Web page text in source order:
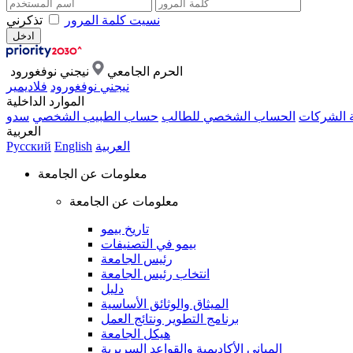
نسيت كلمة المرور تذكرني
الحرم الجامعي
نيجني نوفغورود
نيجني نوفغورود فلاديمير
الموارد الداخلية
الشركات الحساب الشخصي للطالب حساب الطبيب الشخصي سدو
العربية
Русский English العربية
معلومات عن الجامعة
معلومات عن الجامعة
تاريخ بيمو
بيمو في التصنيفات
رئيس الجامعة
انتخاب رئيس الجامعة
دليل
الميثاق والوثائق الأساسية
برنامج التطوير ونتائج العمل
هيكل الجامعة
المباني الأكاديمية والقواعد السريرية